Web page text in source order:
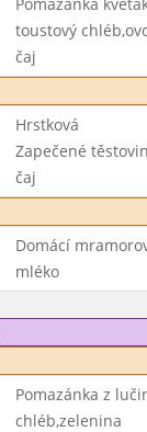
toustový
čaj
Hrstková
Zapečené
čaj
Domácí
mléko
Pomazánka z
chléb,zelenina